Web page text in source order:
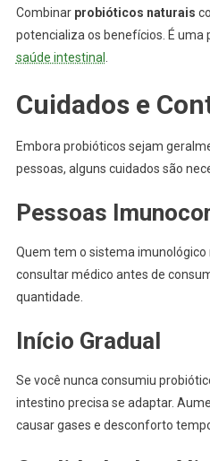
Combinar probióticos naturais
potencializa os benefícios. É uma
saúde intestinal
Cuidados e
Embora probióticos sejam
pessoas, alguns cuidados são
Pessoas
Quem tem o sistema
consultar médico antes de
quantidade.
Início Gradual
Se você nunca consumiu
intestino precisa se adaptar.
causar gases e desconforto